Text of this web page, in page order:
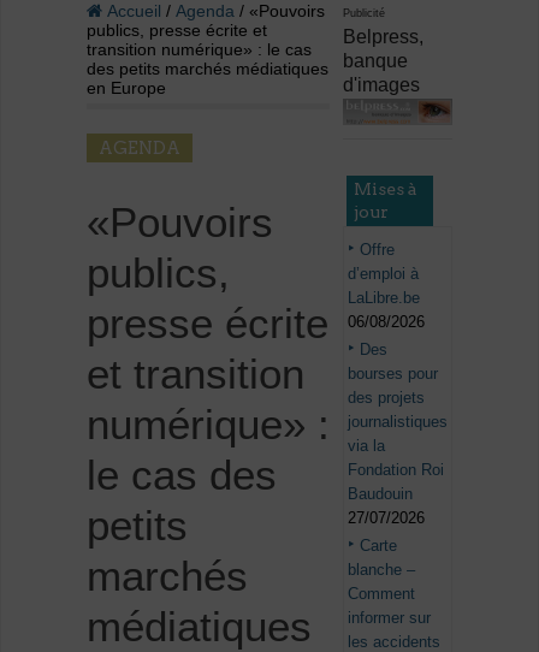
Accueil / Agenda/ «Pouvoirs
publics, presse écrite et
transition numérique» : le cas
des petits marchés médiatiques
en Europe
AGENDA
«Pouvoirs
publics,
presse écrite
et transition
numérique» :
le cas des
petits
marchés
médiatiques
Publicité
Belpress,
banque
d'images
Mises à
jour
Offre
d’emploi à
LaLibre.be
06/08/2026
Des
bourses pour
des projets
journalistiques
via la
Fondation Roi
Baudouin
27/07/2026
Carte
blanche –
Comment
informer sur
les accidents